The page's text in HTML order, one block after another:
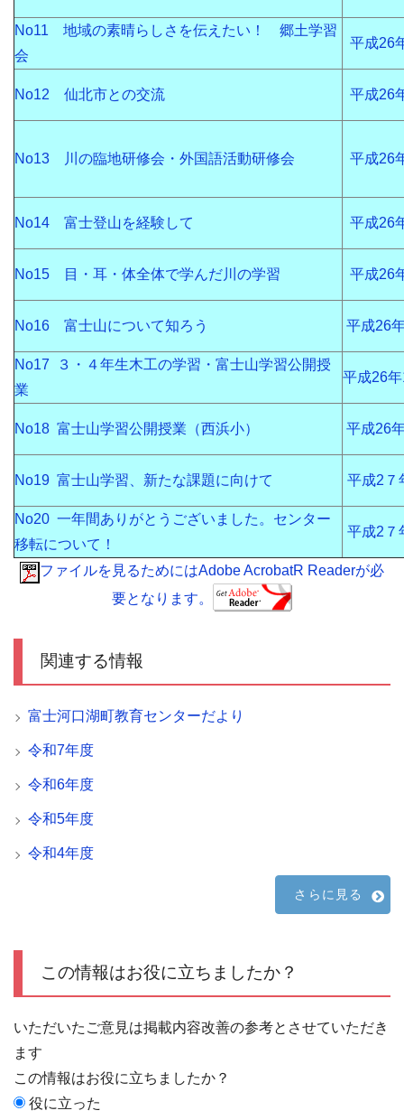
No11 地域の素晴らしさを伝えたい！ 郷土学習
会
平成26
No12 仙北市との交流 平成26
No13 川の臨地研修会・外国語活動研修会 平成26
No14 富士登山を経験して 平成26
No15 目・耳・体全体で学んだ川の学習 平成26
No16 富士山について知ろう 平成26
No17 ３・４年生木工の学習・富士山学習公開授
業
平成26
No18 富士山学習公開授業（西浜小） 平成26
No19 富士山学習、新たな課題に向けて 平成2７
No20 一年間ありがとうございました。センター
移転について！
平成2７
ファイルを見るためにはAdobe AcrobatR Readerが必
要となります。
関連する情報
富士河口湖町教育センターだより
令和7年度
令和6年度
令和5年度
令和4年度
さらに見る
この情報はお役に立ちましたか？
いただいたご意見は掲載内容改善の参考とさせていただき
ます
この情報はお役に立ちましたか？
役に立った